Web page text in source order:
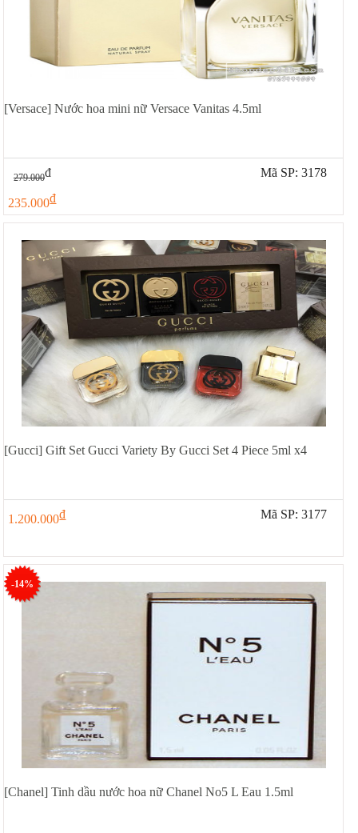
[Versace] Nước hoa mini nữ Versace Vanitas 4.5ml
279.000đ
235.000đ
Mã SP: 3178
[Gucci] Gift Set Gucci Variety By Gucci Set 4 Piece 5ml x4
1.200.000đ Mã SP: 3177
-14%
[Chanel] Tinh dầu nước hoa nữ Chanel No5 L Eau 1.5ml